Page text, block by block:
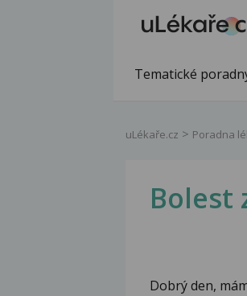
Tematické
uLékaře.cz Poradna
Bolest
Dobrý den,